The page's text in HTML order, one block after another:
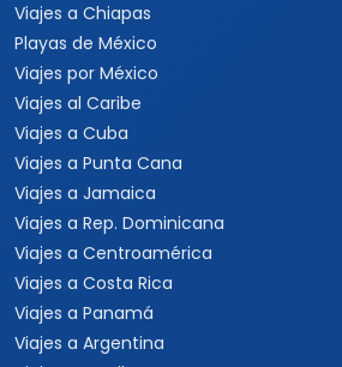
Viajes a Chiapas
Playas de México
Viajes por México
Viajes al Caribe
Viajes a Cuba
Viajes a Punta Cana
Viajes a Jamaica
Viajes a Rep. Dominicana
Viajes a Centroamérica
Viajes a Costa Rica
Viajes a Panamá
Viajes a Argentina